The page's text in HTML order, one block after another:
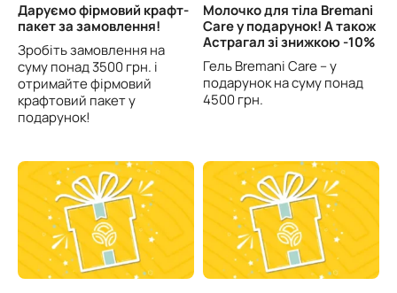
Даруємо фірмовий крафт-
пакет за замовлення!
Зробіть замовлення на
суму понад 3500 грн. і
отримайте фірмовий
крафтовий пакет у
подарунок!
Молочко для тіла Bremani
Care у подарунок! А також
Астрагал зі знижкою -10%
Гель Bremani Care – у
подарунок на суму понад
4500 грн.